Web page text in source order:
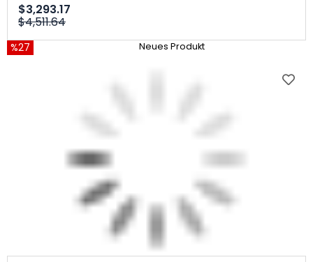
$3,293.17
$4,511.64
%27 Neues Produkt